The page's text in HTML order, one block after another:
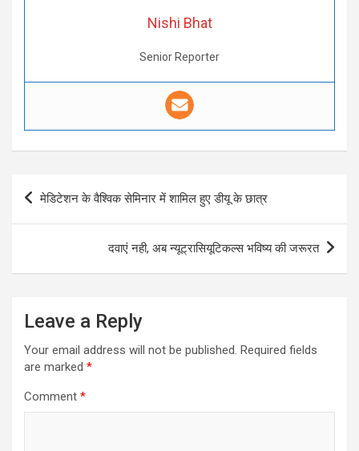
Nishi Bhat
Senior Reporter
Post
navigation
मेडिटेशन के वैश्विक सेमिनार में शामिल हुए डीयू के छात्र
दवाएं नही, अब न्यूट्रासियूटिकल्स भविष्य की जरूरत
Leave a Reply
Your email address will not be published. Required fields
are marked *
Comment *